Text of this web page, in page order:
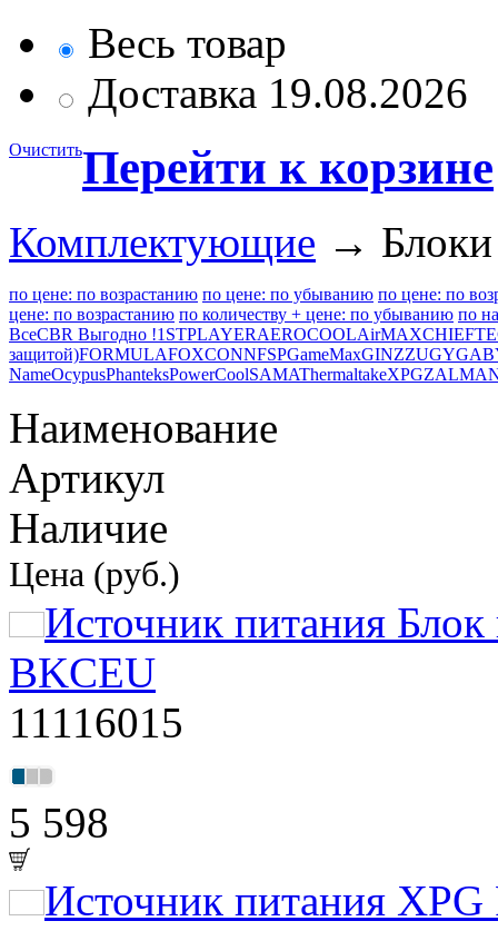
Весь товар
Доставка 19.08.2026
ОчиститьПерейти к корзине
Комплектующие → Блоки
по цене: по возрастанию по цене: по убыванию по цене: по
цене: по возрастанию по количеству + цене: по убыванию по
ВсеCBR Выгодно !1STPLAYERAEROCOOLAirMAX
защитой)FORMULAFOXCONNFSPGameMaxGINZZU
NameOcypusPhanteksPowerCoolSAMAThermaltakeXPG
Наименование
Артикул
Наличие
Цена (руб.)
Источник питания
BKCEU
11116015
5 598
Источник питания